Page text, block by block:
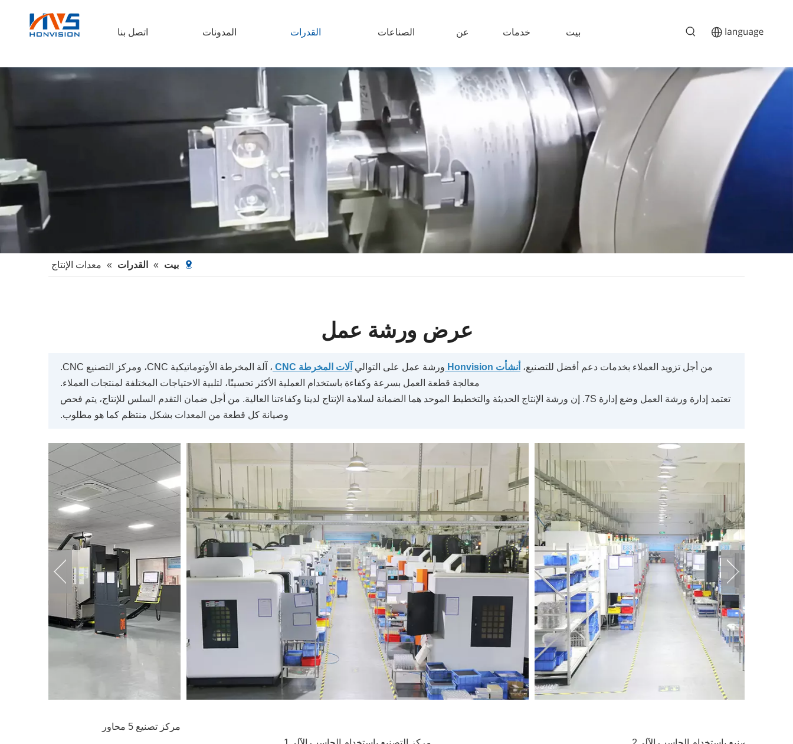
بيت خدمات عن الصناعات القدرات المدونات اتصل بنا
بيت » القدرات » معدات الإنتاج
عرض ورشة عمل
من أجل تزويد العملاء بخدمات دعم أفضل للتصنيع، أنشأت Honvision ورشة عمل على التوالي آلات المخرطة CNC
، آلة المخرطة الأوتوماتيكية CNC، ومركز التصنيع CNC.
معالجة قطعة العمل بسرعة وكفاءة باستخدام العملية الأكثر تحسينًا، لتلبية الاحتياجات المختلفة لمنتجات العملاء.
تعتمد إدارة ورشة العمل وضع إدارة 7S. إن ورشة الإنتاج الحديثة والتخطيط الموحد هما الضمانة لسلامة الإنتاج لدينا وكفاءتنا العالية. من أجل ضمان التقدم السلس للإنتاج، يتم فحص
وصيانة كل قطعة من المعدات بشكل منتظم كما هو مطلوب.